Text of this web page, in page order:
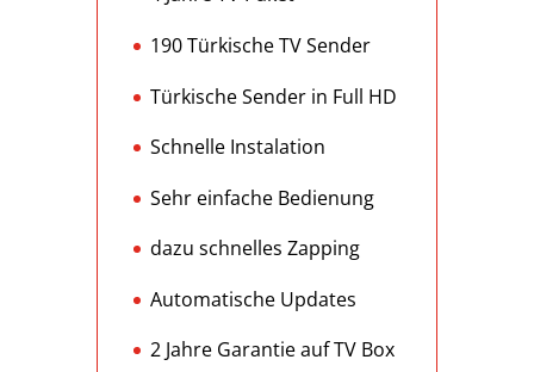
190 Türkische TV Sender
Türkische Sender in Full HD
Schnelle Instalation
Sehr einfache Bedienung
dazu schnelles Zapping
Automatische Updates
2 Jahre Garantie auf TV Box